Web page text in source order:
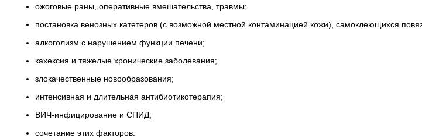
ожоговые раны, оперативные вмешательства, травмы;
постановка венозных катетеров (с возможной местной контаминацией кожи), самоклеющихся
алкоголизм с нарушением функции печени;
кахексия и тяжелые хронические заболевания;
злокачественные новообразования;
интенсивная и длительная антибиотикотерапия;
ВИЧ-инфицирование и СПИД;
сочетание этих факторов.